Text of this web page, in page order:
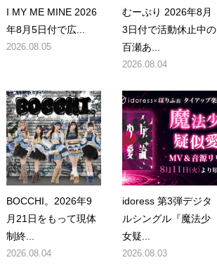
I MY ME MINE 2026
年8月5日付で広...
2026.08.05
むーぷり 2026年8月
3日付で活動休止中の
百瀬あ...
2026.08.04
BOCCHI。2026年9
月21日をもって現体
制終...
2026.08.04
idoress 第3弾デジタ
ルシングル『魔法少
女疑...
2026.08.03